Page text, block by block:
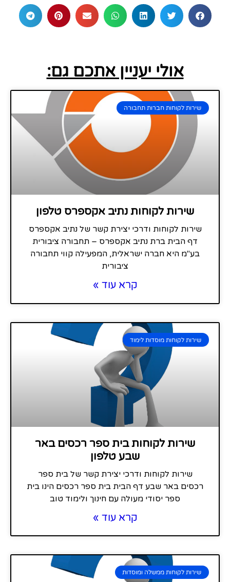
אולי יעניין אתכם גם:
שירות לקוחות חברות תחבורה
שירות לקוחות נתיב אקספרס טלפון
שירות לקוחות ודרכי יצירת קשר של נתיב אקספרס
דף הבית ברת נתיב אקספרס – תחבורה ציבורית
בע"מ היא חברה ישראלית, המפעילה קווי תחבורה
ציבורית
קרא עוד »
שירות לקוחות מוסדות לימוד
שירות לקוחות בית ספר רכסים באר
שבע טלפון
שירות לקוחות ודרכי יצירת קשר של בית ספר
רכסים באר שבע דף הבית בית ספר רכסים הינו בית
ספר יסודי מעולה עם חינוך ולימוד טוב
קרא עוד »
שירות לקוחות ממשלה ומוסדות